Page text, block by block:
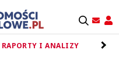
RAPORTY I ANALIZY